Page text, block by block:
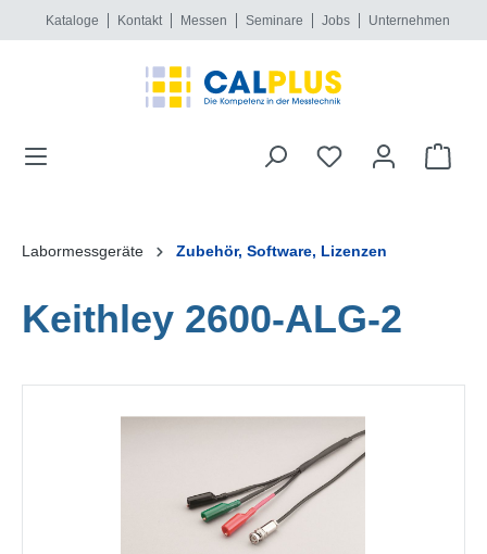
springen
Kataloge Kontakt Messen Seminare Jobs Unternehmen
Labormessgeräte Zubehör, Software, Lizenzen
Keithley 2600-ALG-2